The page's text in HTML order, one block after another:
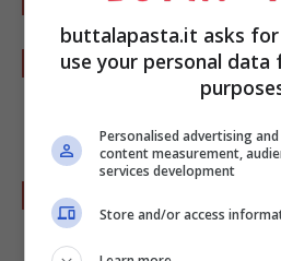
Lessate il riso in acqua
scolatelo e versatelo
fagioli.
eventualmente
buttalapasta.it asks
use your personal
Personalised advertising
content measurement,
services development
Store and/or access